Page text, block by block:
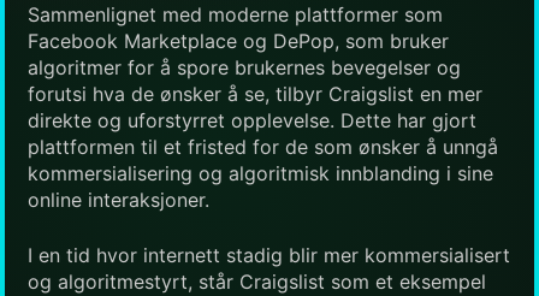
Sammenlignet med moderne plattformer som
Facebook Marketplace og DePop, som bruker
algoritmer for å spore brukernes bevegelser og
forutsi hva de ønsker å se, tilbyr Craigslist en mer
direkte og uforstyrret opplevelse. Dette har gjort
plattformen til et fristed for de som ønsker å unngå
kommersialisering og algoritmisk innblanding i sine
online interaksjoner.
I en tid hvor internett stadig blir mer kommersialisert
og algoritmestyrt, står Craigslist som et eksempel